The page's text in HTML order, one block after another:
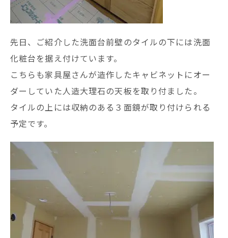
先日、ご紹介した洗面台前壁のタイルの下には洗面
化粧台を据え付けています。
こちらも家具屋さんが造作したキャビネットにオー
ダーしていた人造大理石の天板を取り付ました。
タイルの上には収納のある３面鏡が取り付けられる
予定です。